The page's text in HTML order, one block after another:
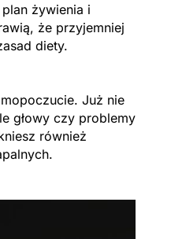
żywienia i
że przyjemniej
diety.
Już nie
głowy czy problemy
również